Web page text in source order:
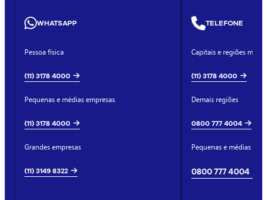
WHATSAPP
Pessoa física
(11) 3178 4000
Pequenas e médias empresas
(11) 3178 4000
Grandes empresas
(11) 3149 8322
TELEFONE
Capitais e regiões
(11) 3178 4000
Demais regiões
0800 777 4004
Pequenas e médias
0800 777 4004